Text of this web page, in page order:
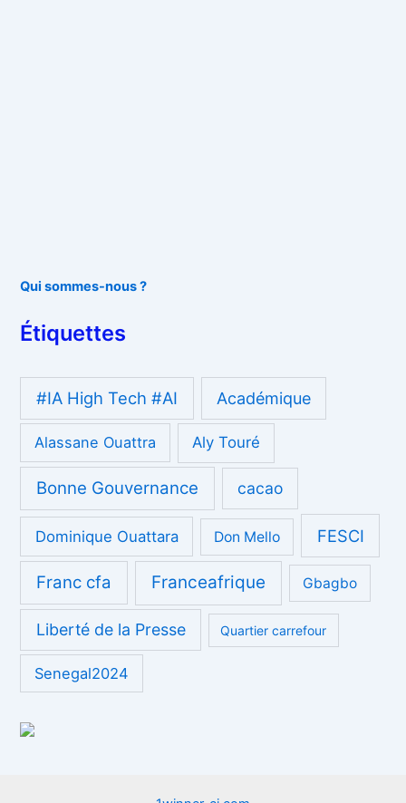
Qui sommes-nous ?
Étiquettes
#IA High Tech #AI Académique
Alassane Ouattra Aly Touré
Bonne Gouvernance cacao
Dominique Ouattara Don Mello FESCI
Franc cfa Franceafrique Gbagbo
Liberté de la Presse Quartier carrefour
Senegal2024